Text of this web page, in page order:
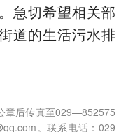
急切希望相关部
道的生活污水排
章后传真至029—852575
。联系电话：029